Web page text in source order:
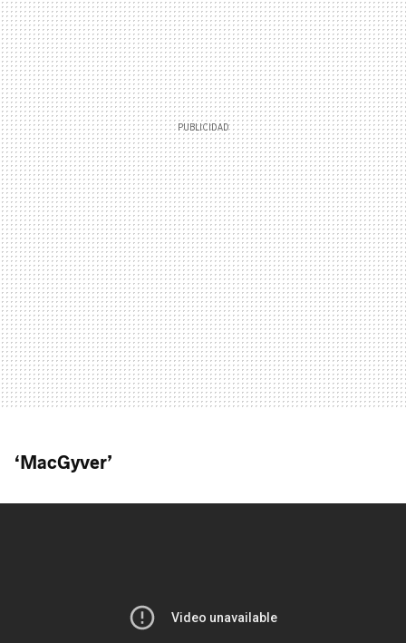
‘MacGyver’